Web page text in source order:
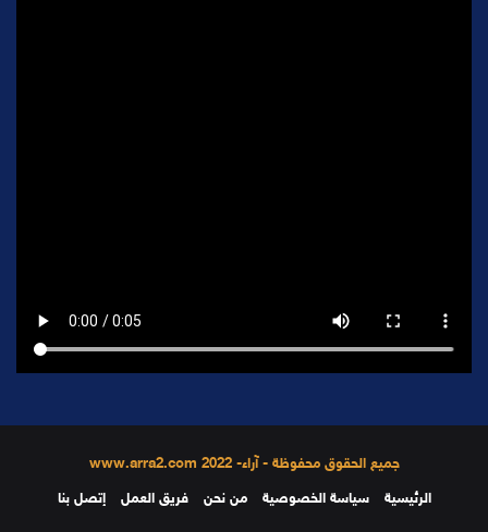
جميع الحقوق محفوظة - آراء- 2022 www.arra2.com
الرئيسية
سياسة الخصوصية من نحن فريق العمل إتصل بنا